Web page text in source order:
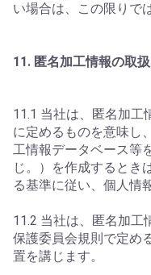
い場合は、この限りで
11. 匿名加工情報の取
11.1 当社は、匿名加工
に定めるものを意味し
工情報データベース等
じ。）を作成するとき
る基準に従い、個人情
11.2 当社は、匿名加工
保護委員会規則で定め
置を講じます。